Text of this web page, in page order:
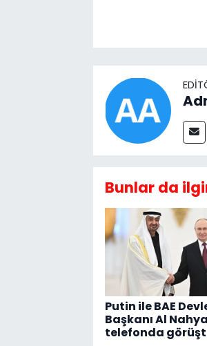
Bunlar da
Putin ile BAE
Başkanı Al
telefonda